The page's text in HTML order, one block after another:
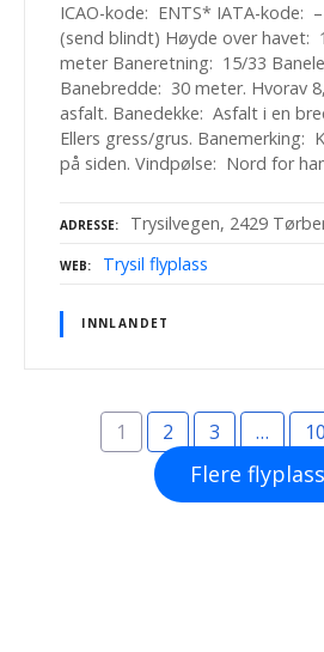
ICAO-kode: ENTS* IATA-kode:
(send blindt) Høyde over havet:
meter Baneretning: 15/33
Banebredde: 30 meter. Hvorav
asfalt. Banedekke: Asfalt i en
Ellers gress/grus. Banemerking:
på siden. Vindpølse: Nord for
ADRESSE Trysilvegen, 2429
WEB Trysil flyplass
INNLANDET
1 2 3 … 10
Flere